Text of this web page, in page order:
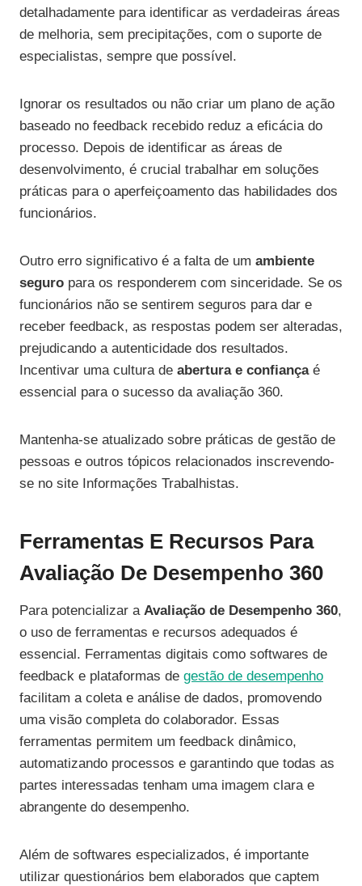
detalhadamente para identificar as verdadeiras áreas
de melhoria, sem precipitações, com o suporte de
especialistas, sempre que possível.
Ignorar os resultados ou não criar um plano de ação
baseado no feedback recebido reduz a eficácia do
processo. Depois de identificar as áreas de
desenvolvimento, é crucial trabalhar em soluções
práticas para o aperfeiçoamento das habilidades dos
funcionários.
Outro erro significativo é a falta de um ambiente
seguro para os responderem com sinceridade. Se os
funcionários não se sentirem seguros para dar e
receber feedback, as respostas podem ser alteradas,
prejudicando a autenticidade dos resultados.
Incentivar uma cultura de abertura e confiançaé
essencial para o sucesso da avaliação 360.
Mantenha-se atualizado sobre práticas de gestão de
pessoas e outros tópicos relacionados inscrevendo-
se no site Informações Trabalhistas.
Ferramentas E Recursos Para
Avaliação De Desempenho 360
Para potencializar a Avaliação de Desempenho 360,
o uso de ferramentas e recursos adequados é
essencial. Ferramentas digitais como softwares de
feedback e plataformas de gestão de desempenho
facilitam a coleta e análise de dados, promovendo
uma visão completa do colaborador. Essas
ferramentas permitem um feedback dinâmico,
automatizando processos e garantindo que todas as
partes interessadas tenham uma imagem clara e
abrangente do desempenho.
Além de softwares especializados, é importante
utilizar questionários bem elaborados que captem